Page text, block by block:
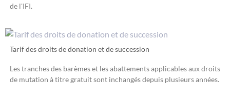
de l'IFI.
Tarif des droits de donation et de succession
Les tranches des barèmes et les abattements applicables aux droits
de mutation à titre gratuit sont inchangés depuis plusieurs années.